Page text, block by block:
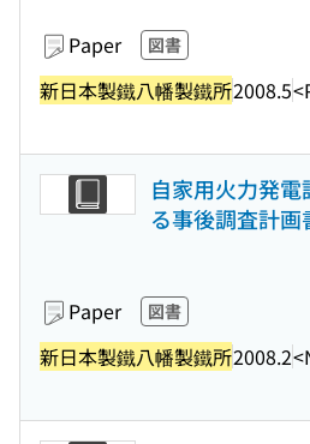
Paper 図書
新日本製鐵八幡製鐵所2008.5
自家用火力発
る事後調査計画
Paper 図書
新日本製鐵八幡製鐵所2008.2